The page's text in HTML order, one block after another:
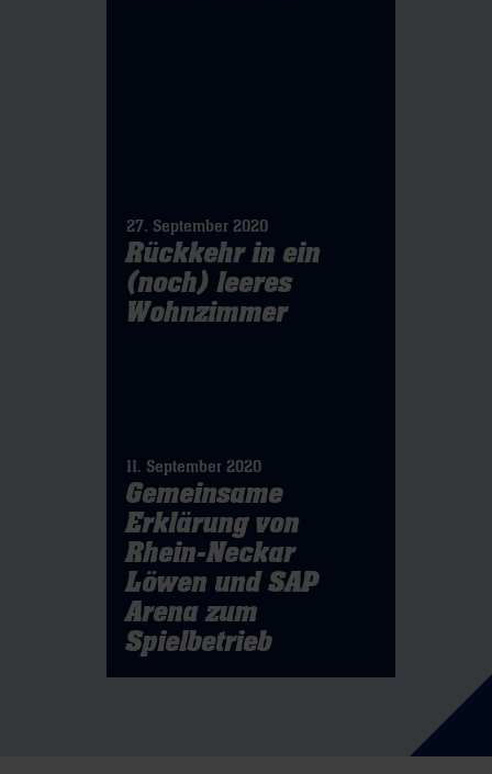
27. September 2020
Rückkehr in ein
(noch) leeres
Wohnzimmer
11. September 2020
Gemeinsame
Erklärung von
Rhein-Neckar
Löwen und SAP
Arena zum
Spielbetrieb